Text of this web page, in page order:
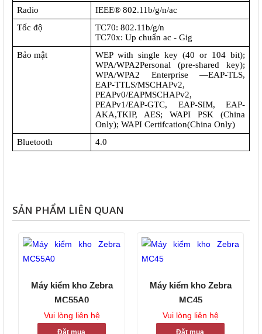
Radio
IEEE® 802.11b/g/n/ac
Tốc độ
TC70: 802.11b/g/n
TC70x: Up chuẩn ac - Gig
Bảo mật
WEP with single key (40 or 104 bit);
WPA/WPA2Personal (pre-shared key);
WPA/WPA2 Enterprise —EAP-TLS,
EAP-TTLS/MSCHAPv2,
PEAPv0/EAPMSCHAPv2,
PEAPv1/EAP-GTC, EAP-SIM, EAP-
AKA,TKIP, AES; WAPI PSK (China
Only); WAPI Certifcation(China Only)
Bluetooth
4.0
SẢN PHẨM LIÊN QUAN
Máy kiểm kho Zebra
MC55A0
Vui lòng liên hệ
Đặt mua
Máy kiểm kho Zebra
MC45
Vui lòng liên hệ
Đặt mua